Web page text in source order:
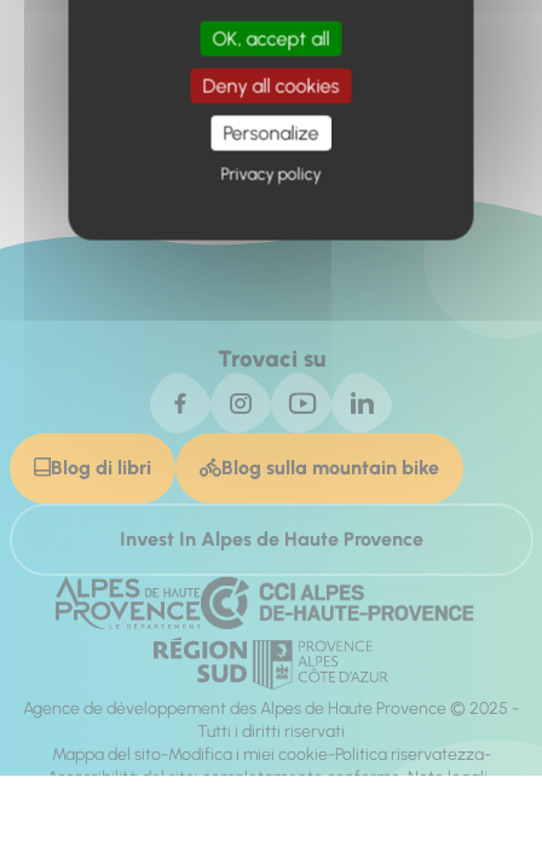
Retour à l'accueil
Trovaci su
Blog di libri Blog sulla mountain bike
Invest In Alpes de Haute Provence
Agence de développement des Alpes de Haute Provence © 2025 -
Tutti i diritti riservati
Mappa del sito Modifica i miei cookie Politica riservatezza
Accessibilità del sito: completamente conforme Note legali
OK, accept all
Deny all cookies
Personalize
Privacy policy